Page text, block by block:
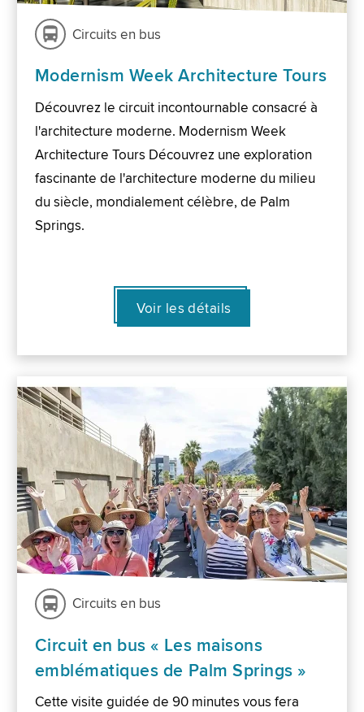
Circuits en bus
Modernism Week Architecture Tours
Découvrez le circuit incontournable consacré à
l'architecture moderne. Modernism Week
Architecture Tours Découvrez une exploration
fascinante de l'architecture moderne du milieu
du siècle, mondialement célèbre, de Palm
Springs.
Voir les détails
Circuits en bus
Circuit en bus « Les maisons
emblématiques de Palm Springs »
Cette visite guidée de 90 minutes vous fera